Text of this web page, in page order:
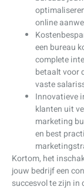
online
een bureau
complete
betaalt voor
vaste
Innovatieve
klanten uit
marketing
en best
Kortom, het
jouw bedrijf een
succesvol te zijn in